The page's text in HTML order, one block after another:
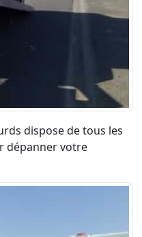
dispose de tous les
dépanner votre